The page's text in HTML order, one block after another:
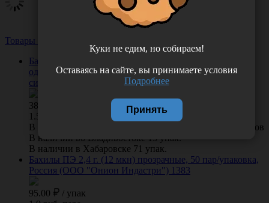
Товары из этой категории
Бахилы "Стандарт" ЮГВ-С/VEM1 медицинские
одноразовые полиэтиленовые (вес 2,5 грамм), цвет
синий, 250 пар/упаковка, Россия (ООО "Юг-Восток")
385.00
1.54 руб. пара
0 отзывов
В КОРЗИНУ
В наличии во Владивостоке 13 упак.
В наличии в Хабаровске 71 упак.
Бахилы ПЭ 2,4 г. (12 мкн) прозрачные, 50 пар/упаковка,
Россия (ООО "Онион Индастри") 1383
95.00 / упак
Куки не едим, но собираем!
Оставаясь на сайте, вы принимаете условия
Подробнее
Принять